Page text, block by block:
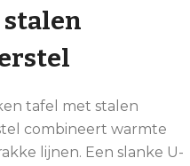
stalen
tafel met stalen
combineert warmte
lijnen. Een slanke U-